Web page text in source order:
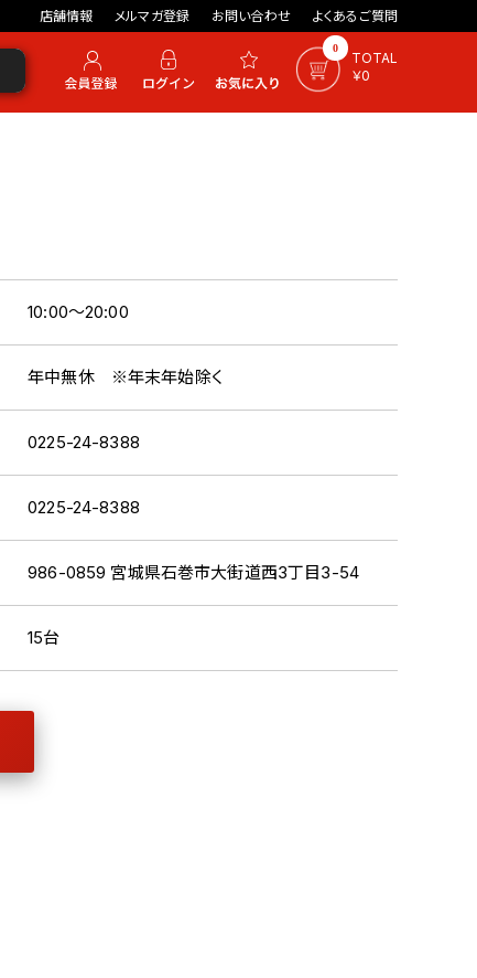
店舗情報 メルマガ登録 お問い合わせ よくあるご質問
0
TOTAL
￥0
10:00～20:00
年中無休 ※年末年始除く
0225-24-8388
0225-24-8388
986-0859 宮城県石巻市大街道西3丁目3-54
15台